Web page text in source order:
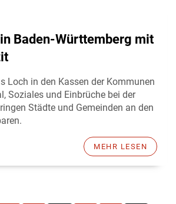
Baden-Württemberg mit
Loch in den Kassen der Kommunen
Soziales und Einbrüche bei der
Städte und Gemeinden an den
MEHR LESEN